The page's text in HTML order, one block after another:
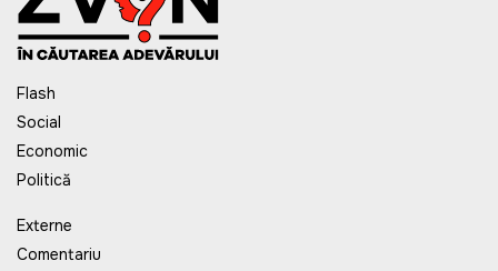
Flash
Social
Economic
Politică
Externe
Comentariu